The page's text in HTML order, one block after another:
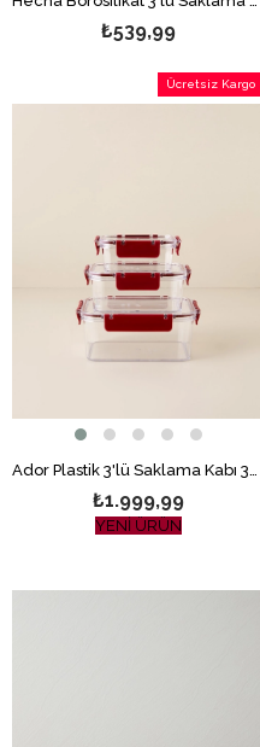
₺539,99
Ador Plastik 3'lü Saklama Kabı 375-800-1700 ml Bordo
₺1.999,99
Ücretsiz Kargo
YENİ ÜRÜN